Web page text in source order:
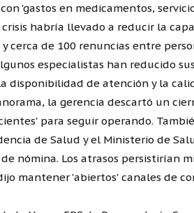
'gastos en medicamentos,
crisis habría llevado a reducir la
cerca de 100 renuncias entre
especialistas han reducido
disponibilidad de atención y la
la gerencia descartó un
para seguir operando.
de Salud y el Ministerio de
nómina. Los atrasos persistirían
mantener 'abiertos' canales de